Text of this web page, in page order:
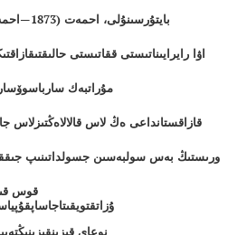
بايتۇرسىنۇلى، احمەت (1873—احمەتجج.)(1873—1938جج)
اۋا رايرايىناتىستى ققاتىستى
مۇراتبەك
قازاقستانداعى ەڭ لاس قالالاەڭتىزلاس
ورىستىڭ بەس سولبەسىن جسولداتىنىپ
قوس
نوعاي